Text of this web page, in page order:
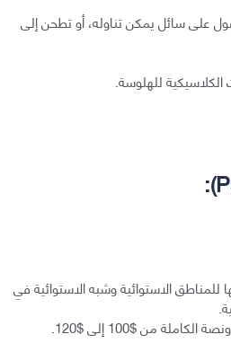
على سائل يمكن تناوله، أو تطحن إلى
للهلوسة.
يعود أصلها للمناطق الاستوائية وشبه الاستوائية في